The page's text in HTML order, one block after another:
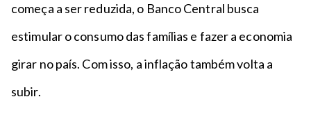
começa a ser reduzida, o Banco Central busca
estimular o consumo das famílias e fazer a economia
girar no país. Com isso, a inflação também volta a
subir.